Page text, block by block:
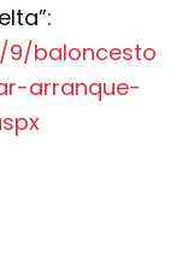
9/baloncesto
arranque-